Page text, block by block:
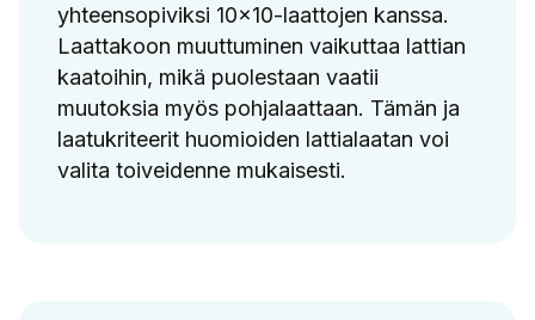
yhteensopiviksi 10×10-laattojen kanssa.
Laattakoon muuttuminen vaikuttaa lattian
kaatoihin, mikä puolestaan vaatii
muutoksia myös pohjalaattaan. Tämän ja
laatukriteerit huomioiden lattialaatan voi
valita toiveidenne mukaisesti.